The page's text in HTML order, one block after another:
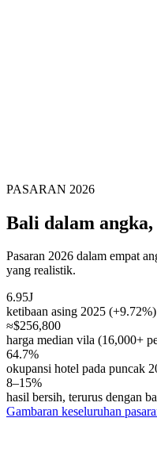
PASARAN 2026
Bali dalam
Pasaran 2026 dalam empat
yang realistik.
6.95J
ketibaan asing 2025 (+9.72%)
≈$256,800
harga median vila (16,000+
64.7%
okupansi hotel pada puncak
8–15%
hasil bersih, terurus dengan
Gambaran keseluruhan